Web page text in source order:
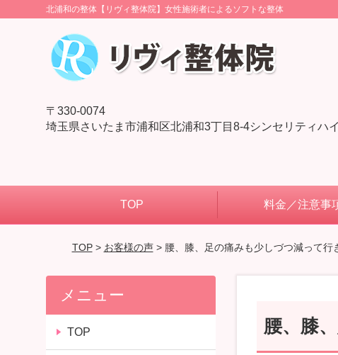
北浦和の整体【リヴィ整体院】女性施術者によるソフトな整体
〒330-0074
埼玉県さいたま市浦和区北浦和3丁目8-4シンセリティハ
TOP 料金／注意事
TOP> お客様の声> 腰、膝、足の痛みも少しづつ減って行
腰、膝
メニュー
TOP